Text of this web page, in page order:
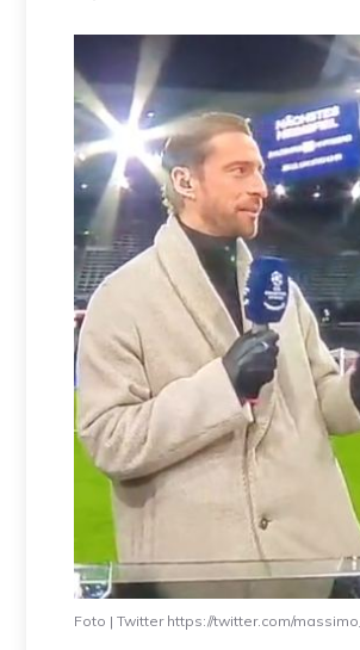
Foto | Twitter https://twitter.com/